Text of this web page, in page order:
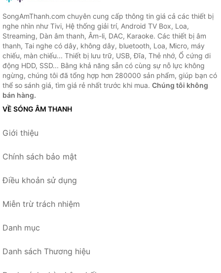
SongAmThanh.com chuyên cung cấp thông tin giá cả các thiết bị
nghe nhìn như Tivi, Hệ thống giải trí, Android TV Box, Loa,
Streaming, Dàn âm thanh, Âm-li, DAC, Karaoke. Các thiết bị âm
thanh, Tai nghe có dây, không dây, bluetooth, Loa, Micro, máy
chiếu, màn chiếu... Thiết bị lưu trữ, USB, Đĩa, Thẻ nhớ, Ổ cứng di
động HDD, SSD... Bằng khả năng sẵn có cùng sự nỗ lực không
ngừng, chúng tôi đã tổng hợp hơn 280000 sản phẩm, giúp bạn có
thể so sánh giá, tìm giá rẻ nhất trước khi mua. Chúng tôi không
bán hàng.
VỀ SÓNG ÂM THANH
Giới thiệu
Chính sách bảo mật
Điều khoản sử dụng
Miễn trừ trách nhiệm
Danh mục
Danh sách Thương hiệu